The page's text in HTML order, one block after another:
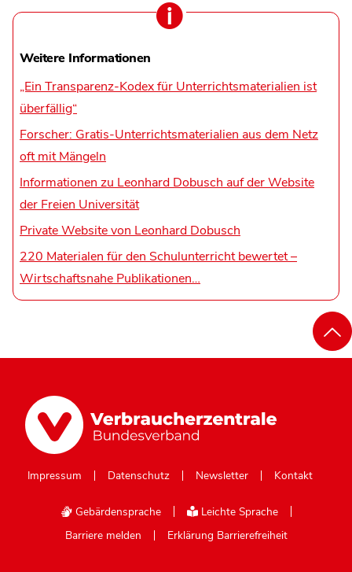
Weitere Informationen
„Ein Transparenz-Kodex für Unterrichtsmaterialien ist
überfällig“
Forscher: Gratis-Unterrichtsmaterialien aus dem Netz
oft mit Mängeln
Informationen zu Leonhard Dobusch auf der Website
der Freien Universität
Private Website von Leonhard Dobusch
220 Materialen für den Schulunterricht bewertet –
Wirtschaftsnahe Publikationen…
Impressum Datenschutz Newsletter Kontakt
Gebärdensprache
Leichte Sprache
Barriere melden
Erklärung Barrierefreiheit